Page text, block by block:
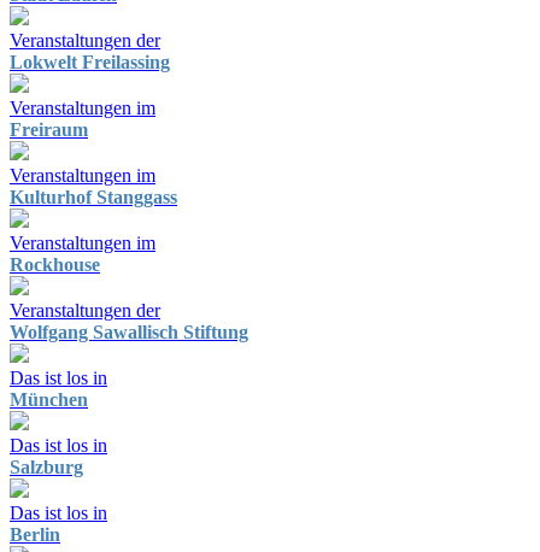
Veranstaltungen der
Lokwelt Freilassing
Veranstaltungen im
Freiraum
Veranstaltungen im
Kulturhof Stanggass
Veranstaltungen im
Rockhouse
Veranstaltungen der
Wolfgang Sawallisch Stiftung
Das ist los in
München
Das ist los in
Salzburg
Das ist los in
Berlin